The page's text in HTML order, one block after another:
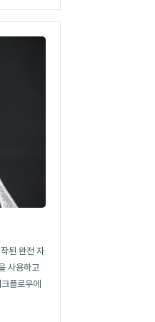
된 완전 자
사용하고
플로우에